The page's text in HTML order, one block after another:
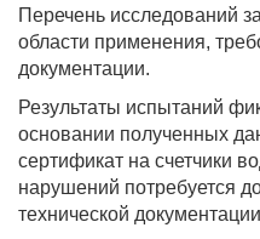
Перечень исследований
области применения,
документации.
Результаты испытаний
основании полученных
сертификат на счетчики
нарушений потребуется
технической